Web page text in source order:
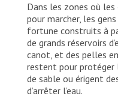
Dans les zones où
pour marcher, les
fortune construits à
de grands réservoirs
canot, et des pelles
restent pour protéger
de sable ou érigent
d’arrêter l’eau.